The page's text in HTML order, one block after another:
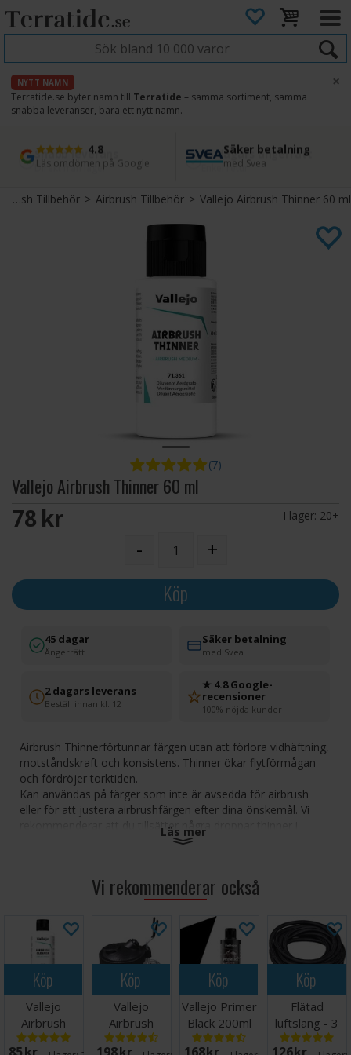
NYTT NAMN
Terratide.se byter namn till Terratide – samma sortiment, samma
snabba leveranser, bara ett nytt namn.
×
4.8
Läs omdömen på Google
Säker betalning
med Svea
Snabb leverans
Direkt från lager
45 dagars ångerrätt
Enkel retur
Airbrush Tillbehör>Airbrush Tillbehör>Vallejo Airbrush Thinner 60 ml
(7)
Vallejo Airbrush Thinner 60 ml
78 SEK I lager: 20+
- +
Köp
45 dagar
Ångerrätt
Säker betalning
med Svea
2 dagars leverans
Beställ innan kl. 12
★ 4.8 Google-
recensioner
100% nöjda kunder
Airbrush Thinnerförtunnar färgen utan att förlora vidhäftning,
motståndskraft och konsistens. Thinner ökar flytförmågan
och fördröjer torktiden.
Kan användas på färger som inte är avsedda för airbrush
eller för att justera airbrushfärgen efter dina önskemål. Vi
rekommenderar att du tillsätter några droppar thinner i
Läs mer
Vi rekommenderar också
Köp
Vallejo
Airbrush
Cleaner 200ml
Köp
Vallejo
Airbrush
Cleaning Pot
Köp
Vallejo Primer
Black 200ml
Köp
Flätad
luftslang - 3
meter